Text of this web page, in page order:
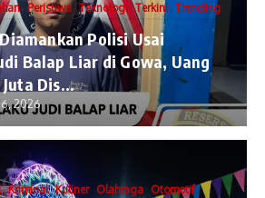
Peristiwa Teknologi Terkini Trending
Polisi Usai
Balap Liar di Gowa, Uang
Dis...
2026
Kriminal Kuliner Olahraga Otomotif